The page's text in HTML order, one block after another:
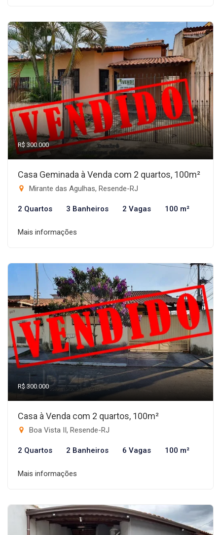
R$ 300.000
Casa Geminada à Venda com 2 quartos, 100m²
Mirante das Agulhas, Resende-RJ
2 Quartos 3 Banheiros 2 Vagas 100 m²
Mais informações
R$ 300.000
Casa à Venda com 2 quartos, 100m²
Boa Vista II, Resende-RJ
2 Quartos 2 Banheiros 6 Vagas 100 m²
Mais informações